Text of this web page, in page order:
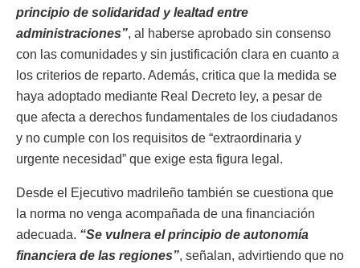
principio de solidaridad y lealtad entre
administraciones”, al haberse aprobado sin consenso
con las comunidades y sin justificación clara en cuanto a
los criterios de reparto. Además, critica que la medida se
haya adoptado mediante Real Decreto ley, a pesar de
que afecta a derechos fundamentales de los ciudadanos
y no cumple con los requisitos de “extraordinaria y
urgente necesidad” que exige esta figura legal.
Desde el Ejecutivo madrileño también se cuestiona que
la norma no venga acompañada de una financiación
adecuada. “Se vulnera el principio de autonomía
financiera de las regiones”, señalan, advirtiendo que no